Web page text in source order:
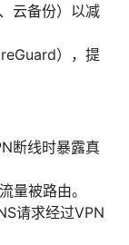
云备份）以减
），提
断线时暴露真
量被路由。
请求经过VPN